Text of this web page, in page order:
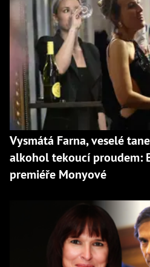
Vysmátá Farna, veselé
alkohol tekoucí proudem:
premiéře Monyové